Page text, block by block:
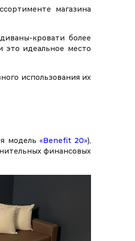
магазина
кровати более
это идеальное место
использования их
модель «Benefit 20»),
финансовых